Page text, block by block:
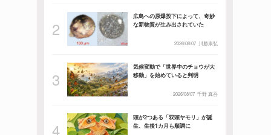
広島への原爆投下によって、奇妙
な新物質が生み出されていた
2026/08/07 川勝康弘
気候変動で「世界中のチョウが大
移動」を始めていると判明
2026/08/07 千野 真吾
頭が2つある「双頭ヤモリ」が誕
生、生後1カ月も順調に